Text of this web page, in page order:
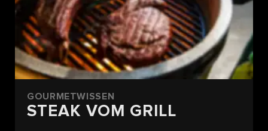
GOURMETWISSEN
STEAK VOM GRILL